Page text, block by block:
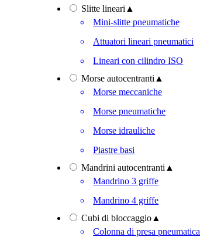
Slitte lineari ▲
Mini-slitte pneumatiche
Attuatori lineari pneumatici
Lineari con cilindro ISO
Morse autocentranti ▲
Morse meccaniche
Morse pneumatiche
Morse idrauliche
Piastre basi
Mandrini autocentranti ▲
Mandrino 3 griffe
Mandrino 4 griffe
Cubi di bloccaggio ▲
Colonna di presa pneumatica